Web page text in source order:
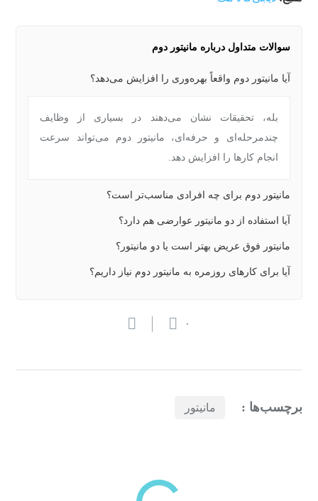
سوالات متداول درباره مانیتور دوم
آیا مانیتور دوم واقعاً بهره‌وری را افزایش می‌دهد؟
بله، تحقیقات نشان می‌دهند در بسیاری از وظایف
چندمرحله‌ای و حرفه‌ای، مانیتور دوم می‌تواند سرعت
انجام کارها را افزایش دهد.
مانیتور دوم برای چه افرادی مناسب‌تر است؟
آیا استفاده از دو مانیتور عوارضی هم دارد؟
مانیتور فوق عریض بهتر است یا دو مانیتور؟
آیا برای کارهای روزمره به مانیتور دوم نیاز داریم؟
۰
برچسب‌ها : مانیتور